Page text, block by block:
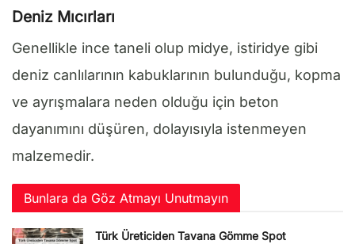
Deniz Mıcırları
Genellikle ince taneli olup midye, istiridye gibi
deniz canlılarının kabuklarının bulunduğu, kopma
ve ayrışmalara neden olduğu için beton
dayanımını düşüren, dolayısıyla istenmeyen
malzemedir.
Bunlara da Göz Atmayı Unutmayın
Türk Üreticiden Tavana Gömme Spot